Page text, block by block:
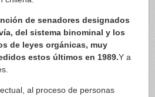
de senadores designados
del sistema binominal y los
de leyes orgánicas, muy
estos últimos en 1989.Y a
al proceso de personas